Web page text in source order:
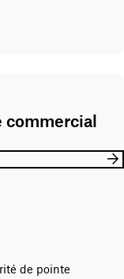
commercial
de pointe